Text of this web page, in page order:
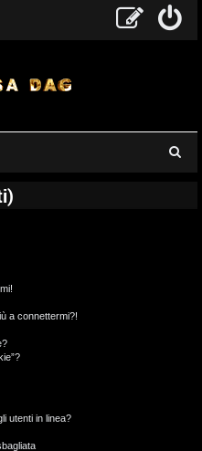
a connettermi?!
utenti in linea?